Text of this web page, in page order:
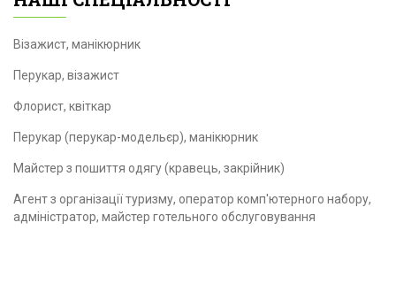
Візажист, манікюрник
Перукар, візажист
Флорист, квіткар
Перукар (перукар-модельєр), манікюрник
Майстер з пошиття одягу (кравець, закрійник)
Агент з організації туризму, оператор комп'ютерного набору,
адміністратор, майстер готельного обслуговування